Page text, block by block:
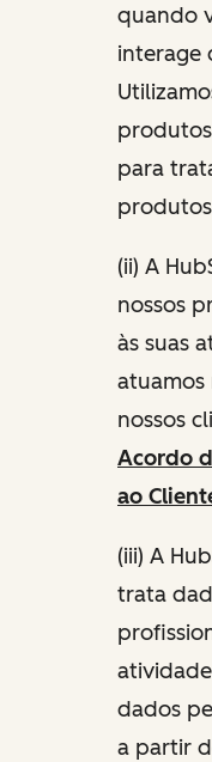
quando
interage
para
(ii) A
nossos
às suas
atuamos
nossos
Acordo
ao
(iii) A
trata
dados
a partir